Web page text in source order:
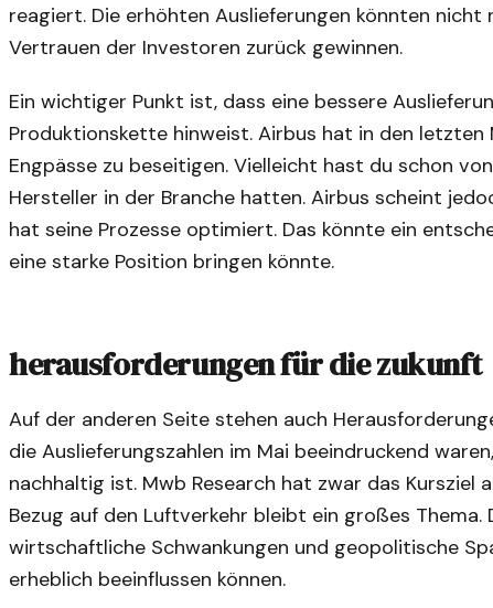
reagiert. Die erhöhten Auslieferungen könnten
Vertrauen der Investoren zurück gewinnen.
Ein wichtiger Punkt ist, dass eine bessere
Produktionskette hinweist. Airbus hat in den
Engpässe zu beseitigen. Vielleicht hast du schon
Hersteller in der Branche hatten. Airbus scheint
hat seine Prozesse optimiert. Das könnte ein
eine starke Position bringen könnte.
herausforderungen für die zukunft
Auf der anderen Seite stehen auch
die Auslieferungszahlen im Mai beeindruckend
nachhaltig ist. Mwb Research hat zwar das Kursziel
Bezug auf den Luftverkehr bleibt ein großes
wirtschaftliche Schwankungen und geopolitische
erheblich beeinflussen können.